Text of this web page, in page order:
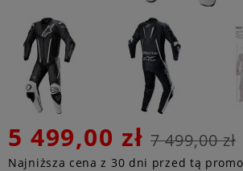
5 499,00 zł 7 499,00 zł
Najniższa cena z 30 dni przed tą